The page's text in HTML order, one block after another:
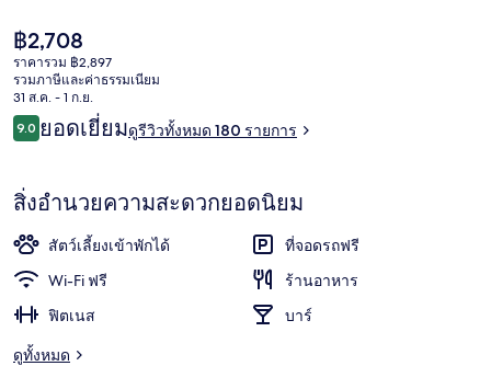
ราคา
ปัจจุบัน
฿2,708
฿2,708
ราคารวม ฿2,897
รวมภาษีและค่าธรรมเนียม
31 ส.ค. - 1 ก.ย.
รีวิว
9.09.0 จาก 10
ยอดเยี่ยมดูรีวิวทั้งหมด 180 รายการ
สิ่งอำนวยความสะดวกยอดนิยม
สัตว์เลี้ยงเข้าพักได้
ที่จอดรถฟรี
Wi-Fi ฟรี
ร้านอาหาร
ฟิตเนส
บาร์
ดูทั้งหมด